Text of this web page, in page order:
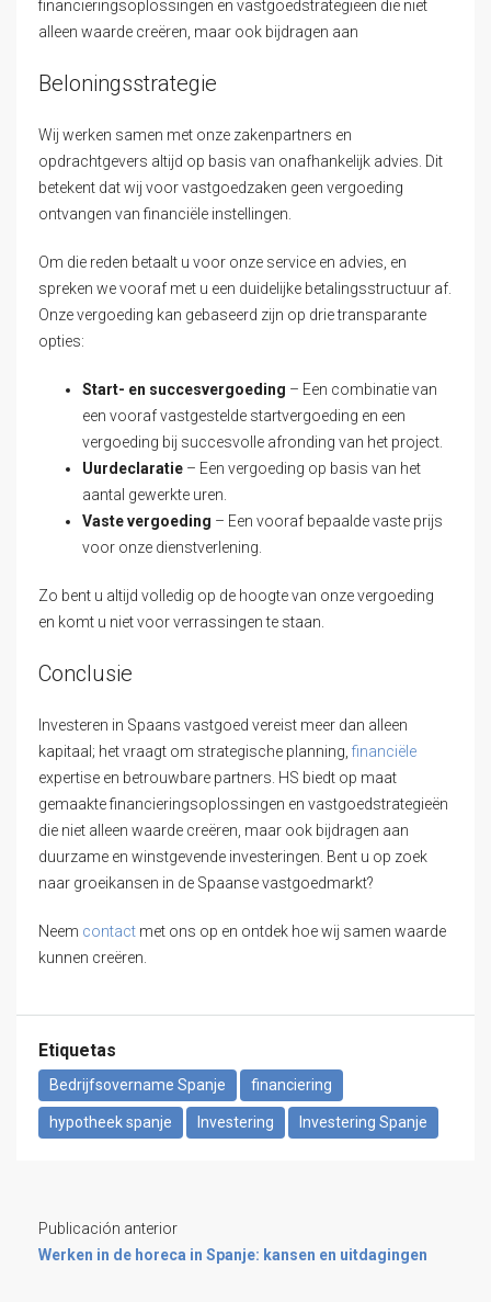
financieringsoplossingen en vastgoedstrategieën die niet
alleen waarde creëren, maar ook bijdragen aan
Beloningsstrategie
Wij werken samen met onze zakenpartners en
opdrachtgevers altijd op basis van onafhankelijk advies. Dit
betekent dat wij voor vastgoedzaken geen vergoeding
ontvangen van financiële instellingen.
Om die reden betaalt u voor onze service en advies, en
spreken we vooraf met u een duidelijke betalingsstructuur af.
Onze vergoeding kan gebaseerd zijn op drie transparante
opties:
Start- en succesvergoeding – Een combinatie van
een vooraf vastgestelde startvergoeding en een
vergoeding bij succesvolle afronding van het project.
Uurdeclaratie – Een vergoeding op basis van het
aantal gewerkte uren.
Vaste vergoeding – Een vooraf bepaalde vaste prijs
voor onze dienstverlening.
Zo bent u altijd volledig op de hoogte van onze vergoeding
en komt u niet voor verrassingen te staan.
Conclusie
Investeren in Spaans vastgoed vereist meer dan alleen
kapitaal; het vraagt om strategische planning, financiële
expertise en betrouwbare partners. HS biedt op maat
gemaakte financieringsoplossingen en vastgoedstrategieën
die niet alleen waarde creëren, maar ook bijdragen aan
duurzame en winstgevende investeringen. Bent u op zoek
naar groeikansen in de Spaanse vastgoedmarkt?
Neem contact met ons op en ontdek hoe wij samen waarde
kunnen creëren.
Etiquetas
Bedrijfsovername Spanje financiering
hypotheek spanje Investering Investering Spanje
Publicación anterior
Werken in de horeca in Spanje: kansen en uitdagingen